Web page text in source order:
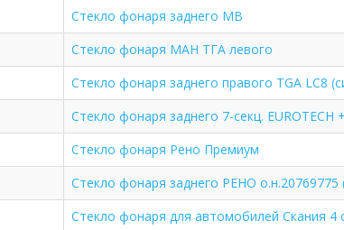
Стекло фонаря заднего MB
Стекло фонаря МАН ТГА левого
Стекло фонаря заднего правого TGA LC8
Стекло фонаря заднего 7-секц. EUROTECH
Стекло фонаря Рено Премиум
Стекло фонаря заднего РЕНО о.н.20769775
Стекло фонаря для автомобилей Скания 4